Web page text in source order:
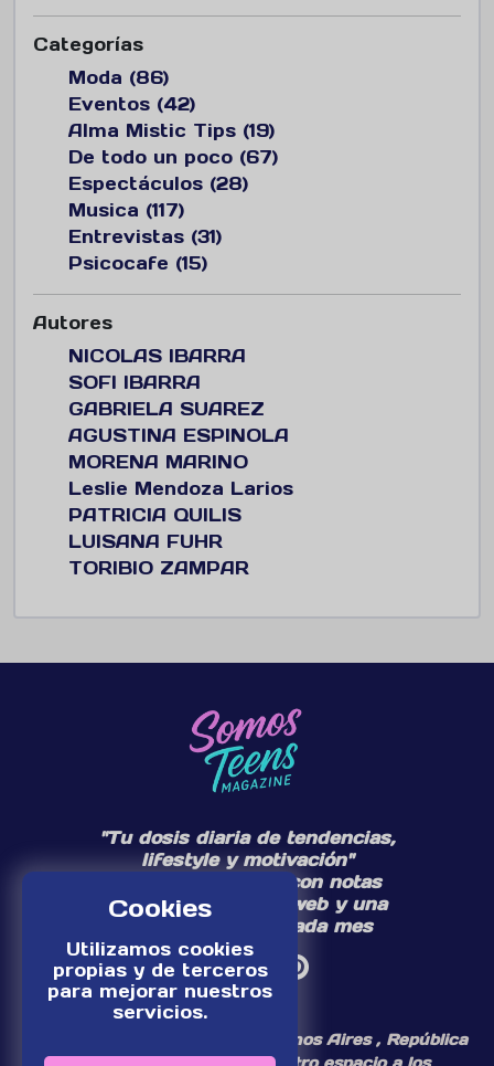
Cookies
Utilizamos cookies
propias y de terceros
para mejorar nuestros
servicios.
Categorías
Moda (86)
Eventos (42)
Alma Mistic Tips (19)
De todo un poco (67)
Espectáculos (28)
Musica (117)
Entrevistas (31)
Psicocafe (15)
Autores
NICOLAS IBARRA
SOFI IBARRA
GABRIELA SUAREZ
AGUSTINA ESPINOLA
MORENA MARINO
Leslie Mendoza Larios
PATRICIA QUILIS
LUISANA FUHR
TORIBIO ZAMPAR
"Tu dosis diaria de tendencias,
lifestyle y motivación"
Te acompañamos con notas
diarias en nuestra web y una
edición especial cada mes
¡Somos un medio digital de Buenos Aires , República